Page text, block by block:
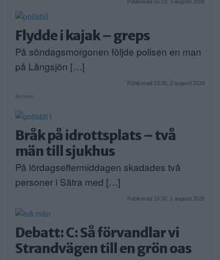
Publicerad 16:23, 3 augusti 2026
Flydde i kajak – greps
På söndagsmorgonen följde polisen en man
på Långsjön […]
Publicerad 13:35, 2 augusti 2026
Annons:
Bråk på idrottsplats – två
män till sjukhus
På lördagseftermiddagen skadades två
personer i Sätra med […]
Publicerad 16:30, 1 augusti 2026
Debatt: C: Så förvandlar vi
Strandvägen till en grön oas